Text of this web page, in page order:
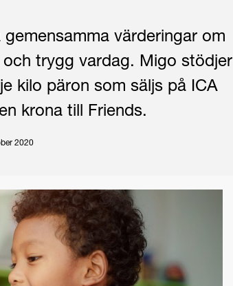
värderingar om
trygg vardag. Migo stödjer
kilo päron som säljs på ICA
krona till Friends.
2020